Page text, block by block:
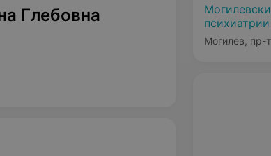
Глебовна
Могилев, пр-